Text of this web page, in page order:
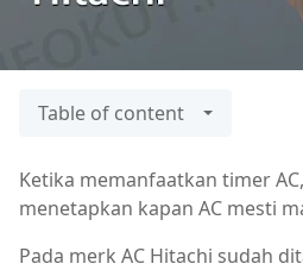
Table of content
Ketika memanfaatkan timer
menetapkan kapan AC mesti
Pada merk AC Hitachi sudah